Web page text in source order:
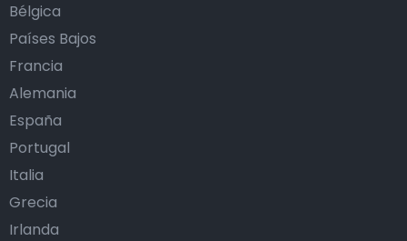
Bélgica
Países Bajos
Francia
Alemania
España
Portugal
Italia
Grecia
Irlanda